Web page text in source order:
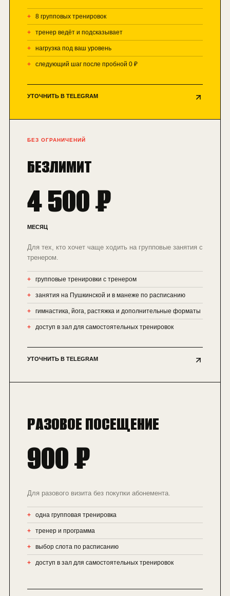
8 групповых тренировок
тренер ведёт и подсказывает
нагрузка под ваш уровень
следующий шаг после пробной 0 ₽
УТОЧНИТЬ В TELEGRAM
БЕЗ ОГРАНИЧЕНИЙ
БЕЗЛИМИТ
4 500 ₽
МЕСЯЦ
Для тех, кто хочет чаще ходить на групповые занятия с
тренером.
групповые тренировки с тренером
занятия на Пушкинской и в манеже по расписанию
гимнастика, йога, растяжка и дополнительные форматы
доступ в зал для самостоятельных тренировок
УТОЧНИТЬ В TELEGRAM
РАЗОВОЕ ПОСЕЩЕНИЕ
900 ₽
Для разового визита без покупки абонемента.
одна групповая тренировка
тренер и программа
выбор слота по расписанию
доступ в зал для самостоятельных тренировок